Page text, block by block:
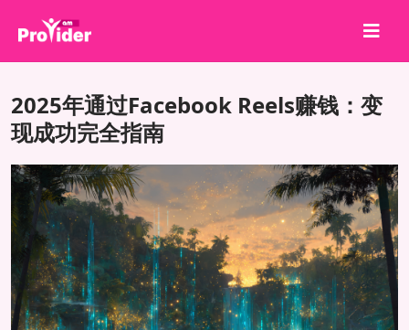
关于我们
注册
服务
API
条款
博客
2025年通过Facebook Reels赚钱：变
现成功完全指南